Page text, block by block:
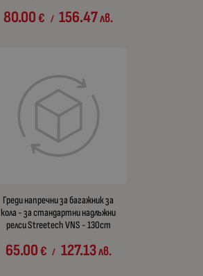
80.00€ / 156.47лв.
Греди напречни за багажник за
кола - за стандартни надлъжни
релси Streetech VNS - 130cm
65.00€ / 127.13лв.